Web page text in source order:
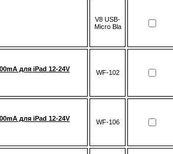
V8 USB-
Micro Bla
для iPad 12-24V
WF-102
для iPad 12-24V
WF-106